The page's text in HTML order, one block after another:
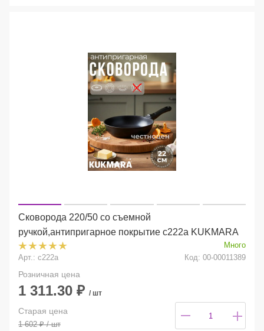
Сковорода 220/50 со съемной
ручкой,антипригарное покрытие с222а KUKMARA
Много
Арт.: с222а
Код: 00-00011389
Розничная цена
1 311.30 ₽ / шт
Старая цена
1 602₽/ шт